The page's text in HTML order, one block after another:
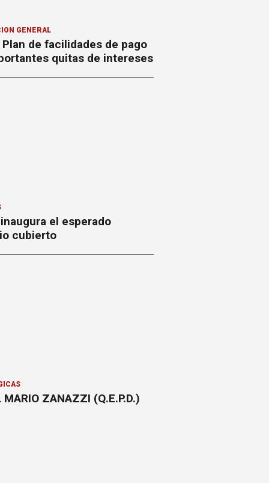
GENERAL
Plan de facilidades de pago
quitas de intereses
el esperado
cubierto
MARIO ZANAZZI (Q.E.P.D.)